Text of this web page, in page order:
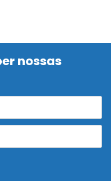
nossas